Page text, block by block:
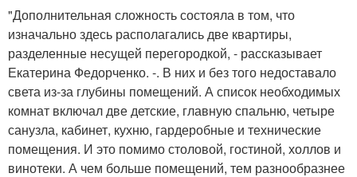
"Дополнительная сложность состояла в том, что
изначально здесь располагались две квартиры,
разделенные несущей перегородкой, - рассказывает
Екатерина Федорченко. -. В них и без того недоставало
света из-за глубины помещений. А список необходимых
комнат включал две детские, главную спальню, четыре
санузла, кабинет, кухню, гардеробные и технические
помещения. И это помимо столовой, гостиной, холлов и
винотеки. А чем больше помещений, тем разнообразнее